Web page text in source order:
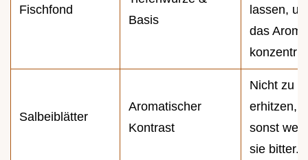
Fischfond
Basis
lassen,
das
Salbeiblätter
Aromatischer
Kontrast
Nicht zu
erhitzen,
sonst
sie bitter.